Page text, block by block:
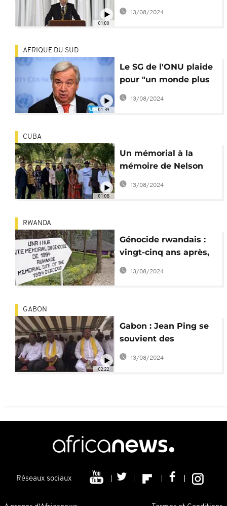
01:00
archives" à la France
13/08/2024
01:39
AFRIQUE DU SUD
Le SG de l'ONU plaide
pour "un monde plus
juste"
13/08/2024
01:08
CUBA
Un mémorial à la
mémoire de Nelson
Mandela à Cuba
13/08/2024
RWANDA
Génocide rwandais :
vingt-cinq ans après,
retour sur quelques
13/08/2024
02:22
GABON
Gabon : Jean Ping se
souvient des
''martyrs'' du 31 août
13/08/2024
Réseaux sociaux